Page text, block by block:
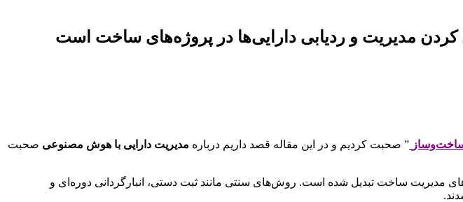
” صحبت کردیم و در این مقاله قصد داریم درباره مدیریت دارایی با هوش مصنوعی صحبت
مدیریت ساخت تبدیل شده است. روش‌های سنتی مانند ثبت دستی، انبارگردانی دوره‌ای و